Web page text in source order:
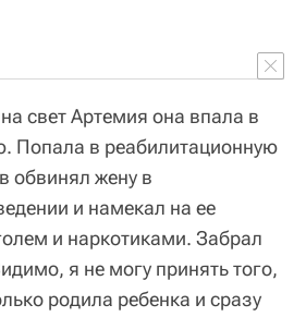
свет Артемия она впала в
Попала в реабилитационную
обвинял жену в
и намекал на ее
и наркотиками. Забрал
я не могу принять того,
родила ребенка и сразу